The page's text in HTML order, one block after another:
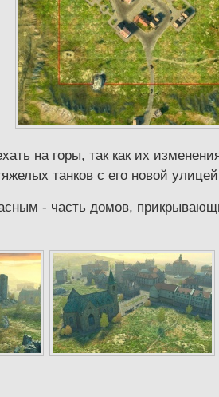
на горы, так как их
танков с его новой
- часть домов,